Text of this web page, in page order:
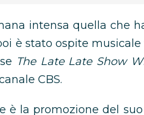
intensa quella che
è stato ospite
The Late Late Show
CBS.
è la promozione del